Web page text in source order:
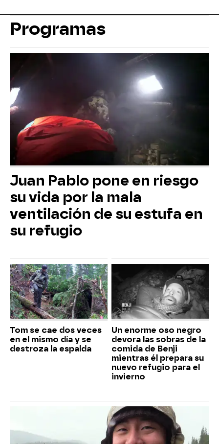
Programas
Juan Pablo pone en riesgo
su vida por la mala
ventilación de su estufa en
su refugio
Tom se cae dos veces
en el mismo día y se
destroza la espalda
Un enorme oso negro
devora las sobras de la
comida de Benji
mientras él prepara su
nuevo refugio para el
invierno